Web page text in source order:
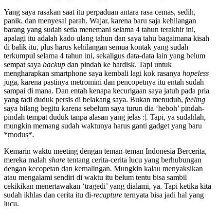
Yang saya rasakan saat itu perpaduan antara rasa cemas, sedih,
panik, dan menyesal parah. Wajar, karena baru saja kehilangan
barang yang sudah setia menemani selama 4 tahun terakhir ini,
apalagi itu adalah kado ulang tahun dan saya tahu bagaimana kisah
di balik itu, plus harus kehilangan semua kontak yang sudah
terkumpul selama 4 tahun ini, sekaligus data-data lain yang belum
sempat saya backup dan pindah ke hardisk. Tapi untuk
mengharapkan smartphone saya kembali lagi kok rasanya hopeless
juga, karena pastinya metromini dan pencopetnya itu entah sudah
sampai di mana. Dan entah kenapa kecurigaan saya jatuh pada pria
yang tadi duduk persis di belakang saya. Bukan menuduh, feeling
saya bilang begitu karena sebelum saya turun dia ‘heboh’ pindah-
pindah tempat duduk tanpa alasan yang jelas :|. Tapi, ya sudahlah,
mungkin memang sudah waktunya harus ganti gadget yang baru
*modus*.
Kemarin waktu meeting dengan teman-teman Indonesia Bercerita,
mereka malah share tentang cerita-cerita lucu yang berhubungan
dengan kecopetan dan kemalingan. Mungkin kalau menyaksikan
atau mengalami sendiri di waktu itu belum tentu bisa sambil
cekikikan menertawakan ‘tragedi’ yang dialami, ya. Tapi ketika kita
sudah ikhlas dan cerita itu di-recapture ternyata bisa jadi hal yang
lucu.